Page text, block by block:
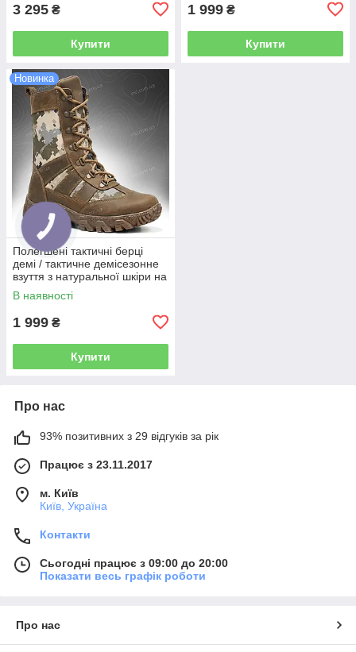
3 295 ₴
Купити
1 999 ₴
Купити
Новинка
Полегшені тактичні берці
демі / тактичне демісезонне
взуття з натуральної шкіри на
осінь HORNET-X Gen.2
(MM14)
В наявності
1 999 ₴
Купити
Про нас
93% позитивних з 29 відгуків за рік
Працює з 23.11.2017
м. Київ
Київ, Україна
Контакти
Сьогодні працює з 09:00 до 20:00
Показати весь графік роботи
Про нас